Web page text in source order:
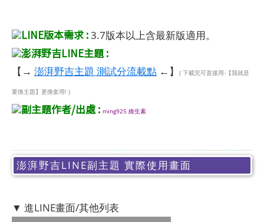
LINE版本需求 :3.7版本以上含最新版適用。
澎湃野吉LINE主題 :
【→ 澎湃野吉主題 測試分流載點 ←】 ( 下載完可直接用-【我就是
要換主題】更換套用! )
副主題作者/出處 : ming925 維生素
澎湃野吉LINE副主題 實際使用畫面
▼ 進LINE畫面/其他列表